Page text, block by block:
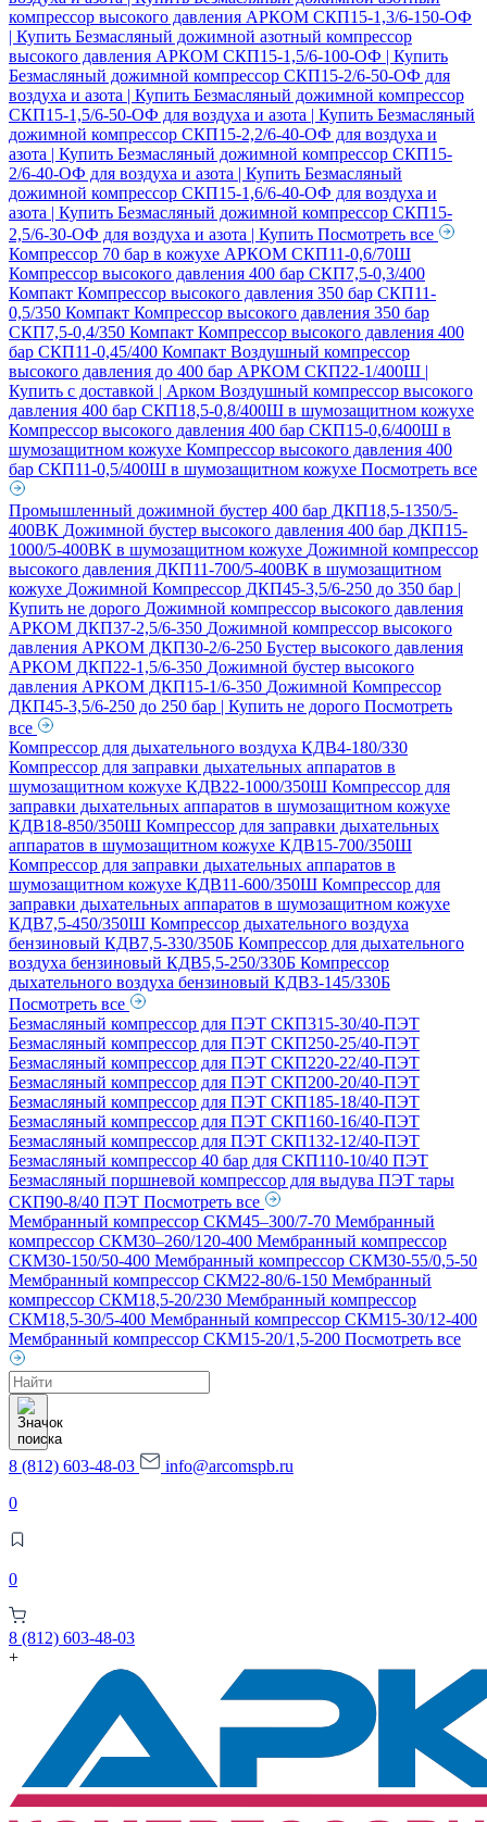
компрессор высокого давления АРКОМ СКП15-1,3/6-150-ОФ
| Купить Безмасляный дожимной азотный компрессор
высокого давления АРКОМ СКП15-1,5/6-100-ОФ | Купить
Безмасляный дожимной компрессор СКП15-2/6-50-ОФ для
воздуха и азота | Купить Безмасляный дожимной компрессор
СКП15-1,5/6-50-ОФ для воздуха и азота | Купить Безмасляный
дожимной компрессор СКП15-2,2/6-40-ОФ для воздуха и
азота | Купить Безмасляный дожимной компрессор СКП15-
2/6-40-ОФ для воздуха и азота | Купить Безмасляный
дожимной компрессор СКП15-1,6/6-40-ОФ для воздуха и
азота | Купить Безмасляный дожимной компрессор СКП15-
2,5/6-30-ОФ для воздуха и азота | Купить Посмотреть все
Компрессор 70 бар в кожухе АРКОМ СКП11-0,6/70Ш
Компрессор высокого давления 400 бар СКП7,5-0,3/400
Компакт Компрессор высокого давления 350 бар СКП11-
0,5/350 Компакт Компрессор высокого давления 350 бар
СКП7,5-0,4/350 Компакт Компрессор высокого давления 400
бар СКП11-0,45/400 Компакт Воздушный компрессор
высокого давления до 400 бар АРКОМ СКП22-1/400Ш |
Купить с доставкой | Арком Воздушный компрессор высокого
давления 400 бар СКП18,5-0,8/400Ш в шумозащитном кожухе
Компрессор высокого давления 400 бар СКП15-0,6/400Ш в
шумозащитном кожухе Компрессор высокого давления 400
бар СКП11-0,5/400Ш в шумозащитном кожухе Посмотреть все
Промышленный дожимной бустер 400 бар ДКП18,5-1350/5-
400ВК Дожимной бустер высокого давления 400 бар ДКП15-
1000/5-400ВК в шумозащитном кожухе Дожимной компрессор
высокого давления ДКП11-700/5-400ВК в шумозащитном
кожухе Дожимной Компрессор ДКП45-3,5/6-250 до 350 бар |
Купить не дорого Дожимной компрессор высокого давления
АРКОМ ДКП37-2,5/6-350 Дожимной компрессор высокого
давления АРКОМ ДКП30-2/6-250 Бустер высокого давления
АРКОМ ДКП22-1,5/6-350 Дожимной бустер высокого
давления АРКОМ ДКП15-1/6-350 Дожимной Компрессор
ДКП45-3,5/6-250 до 250 бар | Купить не дорого Посмотреть
все
Компрессор для дыхательного воздуха КДВ4-180/330
Компрессор для заправки дыхательных аппаратов в
шумозащитном кожухе КДВ22-1000/350Ш Компрессор для
заправки дыхательных аппаратов в шумозащитном кожухе
КДВ18-850/350Ш Компрессор для заправки дыхательных
аппаратов в шумозащитном кожухе КДВ15-700/350Ш
Компрессор для заправки дыхательных аппаратов в
шумозащитном кожухе КДВ11-600/350Ш Компрессор для
заправки дыхательных аппаратов в шумозащитном кожухе
КДВ7,5-450/350Ш Компрессор дыхательного воздуха
бензиновый КДВ7,5-330/350Б Компрессор для дыхательного
воздуха бензиновый КДВ5,5-250/330Б Компрессор
дыхательного воздуха бензиновый КДВ3-145/330Б
Посмотреть все
Безмасляный компрессор для ПЭТ СКП315-30/40-ПЭТ
Безмасляный компрессор для ПЭТ СКП250-25/40-ПЭТ
Безмасляный компрессор для ПЭТ СКП220-22/40-ПЭТ
Безмасляный компрессор для ПЭТ СКП200-20/40-ПЭТ
Безмасляный компрессор для ПЭТ СКП185-18/40-ПЭТ
Безмасляный компрессор для ПЭТ СКП160-16/40-ПЭТ
Безмасляный компрессор для ПЭТ СКП132-12/40-ПЭТ
Безмасляный компрессор 40 бар для СКП110-10/40 ПЭТ
Безмасляный поршневой компрессор для выдува ПЭТ тары
СКП90-8/40 ПЭТ Посмотреть все
Мембранный компрессор СКМ45–300/7-70 Мембранный
компрессор СКМ30–260/120-400 Мембранный компрессор
СКМ30-150/50-400 Мембранный компрессор СКМ30-55/0,5-50
Мембранный компрессор СКМ22-80/6-150 Мембранный
компрессор СКМ18,5-20/230 Мембранный компрессор
СКМ18,5-30/5-400 Мембранный компрессор СКМ15-30/12-400
Мембранный компрессор СКМ15-20/1,5-200 Посмотреть все
Поиск
товаров
8 (812) 603-48-03
info@arcomspb.ru
0
0
8 (812) 603-48-03
+